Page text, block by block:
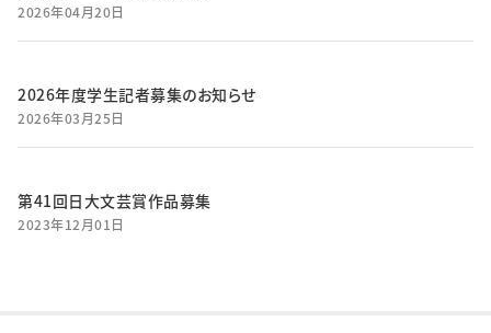
2026年04月20日
2026年度学生記者募集のお知らせ
2026年03月25日
第41回日大文芸賞作品募集
2023年12月01日